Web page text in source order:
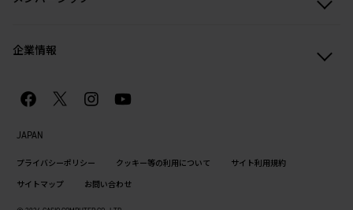
企業情報
プライバシーポリシー クッキー等の利用について サイト利用規約
サイトマップ お問い合わせ
JAPAN